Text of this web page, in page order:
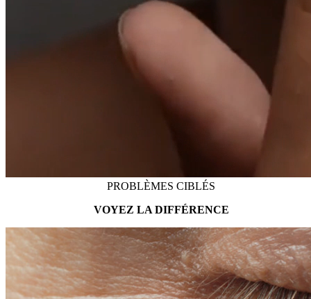
PROBLÈMES CIBLÉS
VOYEZ LA DIFFÉRENCE